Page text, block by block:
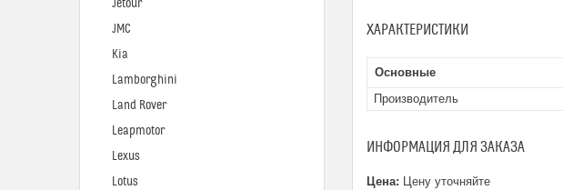
ХАРАКТЕРИСТИКИ
Основные
Производитель
ИНФОРМАЦИЯ ДЛЯ ЗАКАЗА
Цена: Цену уточняйте
Jetour
JMC
Kia
Lamborghini
Land Rover
Leapmotor
Lexus
Lotus